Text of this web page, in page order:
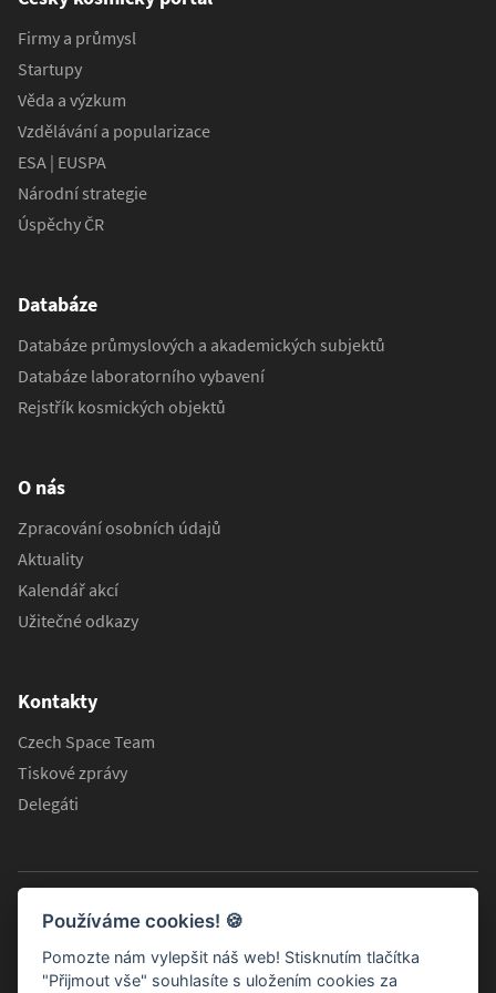
Firmy a průmysl
Startupy
Věda a výzkum
Vzdělávání a popularizace
ESA | EUSPA
Národní strategie
Úspěchy ČR
Databáze
Databáze průmyslových a akademických subjektů
Databáze laboratorního vybavení
Rejstřík kosmických objektů
O nás
Zpracování osobních údajů
Aktuality
Kalendář akcí
Užitečné odkazy
Kontakty
Czech Space Team
Tiskové zprávy
Delegáti
Používáme cookies! 🍪
Pomozte nám vylepšit náš web! Stisknutím tlačítka
"Přijmout vše" souhlasíte s uložením cookies za